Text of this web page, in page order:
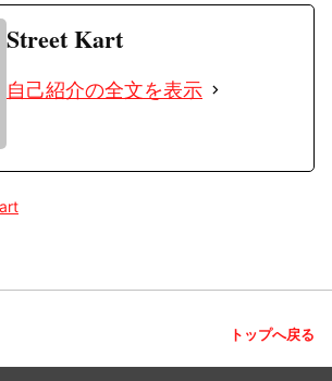
Street Kart
自己紹介の全文を表示
トップへ戻る